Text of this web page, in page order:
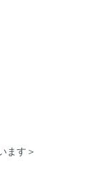
ます＞